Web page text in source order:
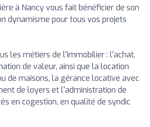
à Nancy vous fait bénéficier de son
dynamisme pour tous vos projets
les métiers de l'immobilier : l'achat,
de valeur, ainsi que la location
de maisons, la gérance locative avec
de loyers et l'administration de
en cogestion, en qualité de syndic